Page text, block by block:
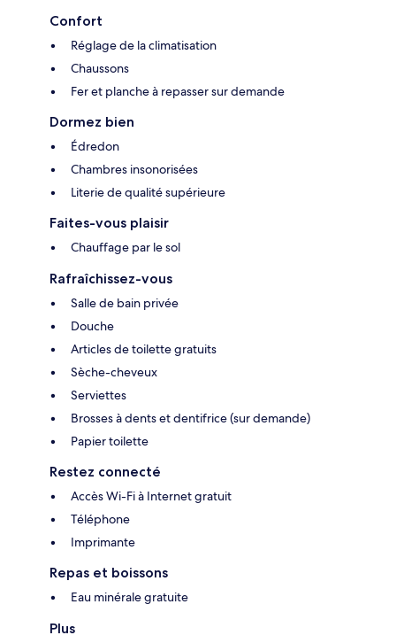
Confort
Réglage de la climatisation
Chaussons
Fer et planche à repasser sur demande
Dormez bien
Édredon
Chambres insonorisées
Literie de qualité supérieure
Faites-vous plaisir
Chauffage par le sol
Rafraîchissez-vous
Salle de bain privée
Douche
Articles de toilette gratuits
Sèche-cheveux
Serviettes
Brosses à dents et dentifrice (sur demande)
Papier toilette
Restez connecté
Accès Wi-Fi à Internet gratuit
Téléphone
Imprimante
Repas et boissons
Eau minérale gratuite
Plus